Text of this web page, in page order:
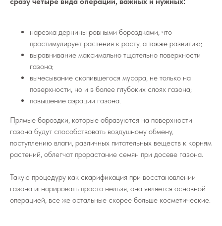
нарезка дернины ровными бороздками, что
простимулирует растения к росту, а также развитию;
выравнивание максимально тщательно поверхности
газона;
вычесывание скопившегося мусора, не только на
поверхности, но и в более глубоких слоях газона;
повышение аэрации газона.
Прямые бороздки, которые образуются на поверхности
газона будут способствовать воздушному обмену,
поступлению влаги, различных питательных веществ к корням
растений, облегчат прорастание семян при досеве газона.
Такую процедуру как скарификация при восстановлении
газона игнорировать просто нельзя, она является основной
операцией, все же остальные скорее больше косметические.